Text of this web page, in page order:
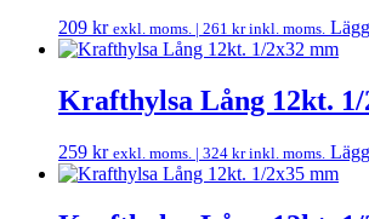
209 kr exkl. moms. | 261 krinkl. moms.
Krafthylsa Lång 12kt. 1/
259 kr exkl. moms. | 324 krinkl. moms.